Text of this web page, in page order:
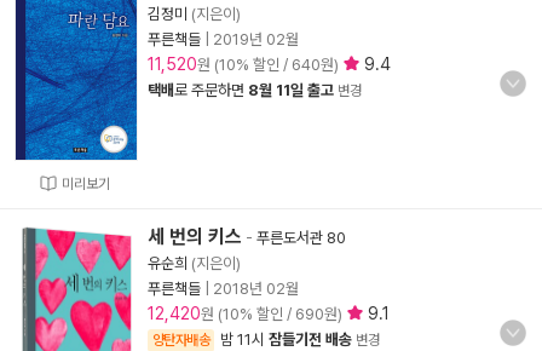
미리보기
김정미 (지은이)
푸른책들
2019년 02월
11,520원 (10% 할인 / 640원) 9.4
택배로 주문하면 8월 11일 출고 변경
세 번의 키스 - 푸른도서관 80
유순희 (지은이)
푸른책들
2018년 02월
12,420원 (10% 할인 / 690원) 9.1
양탄자배송 밤 11시 잠들기전 배송 변경